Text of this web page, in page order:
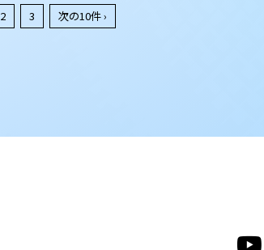
2 3 次の10件 ›